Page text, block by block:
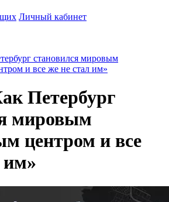
Личный кабинет
становился мировым
и все же не стал им»
Петербург
мировым
центром и все
им»